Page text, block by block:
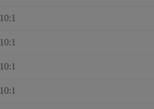
10:1
10:1
10:1
10:1